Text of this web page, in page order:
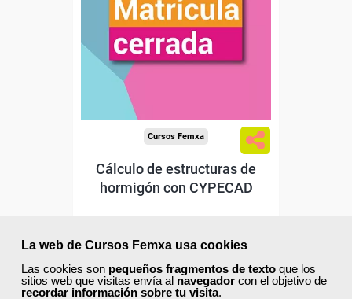
La web de Cursos Femxa usa cookies
Las cookies son pequeños fragmentos de texto que los
sitios web que visitas envía al navegador con el objetivo de
recordar información sobre tu visita.
Cursos Femxa
Cálculo de estructuras de
hormigón con CYPECAD
80 horas
Online (toda España)